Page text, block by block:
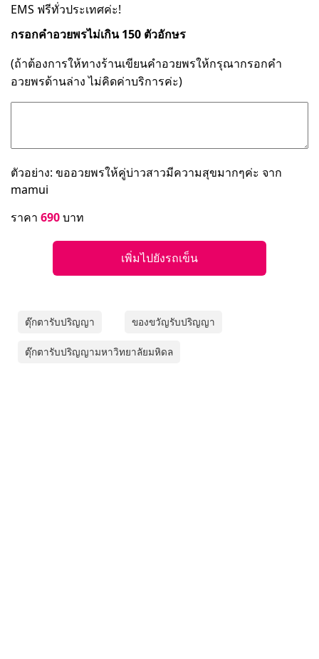
EMS ฟรีทั่วประเทศค่ะ!
กรอกคำอวยพรไม่เกิน 150 ตัวอักษร
(ถ้าต้องการให้ทางร้านเขียนคำอวยพรให้กรุณากรอกคำ
อวยพรด้านล่าง ไม่คิดค่าบริการค่ะ)
ตัวอย่าง: ขออวยพรให้คู่บ่าวสาวมีความสุขมากๆค่ะ จาก
mamui
ราคา 690บาท
เพิ่มไปยังรถเข็น
ตุ๊กตารับปริญญา ของขวัญรับปริญญา
ตุ๊กตารับปริญญามหาวิทยาลัยมหิดล